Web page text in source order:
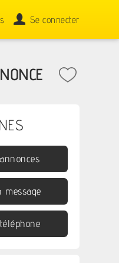
Se connecter
message